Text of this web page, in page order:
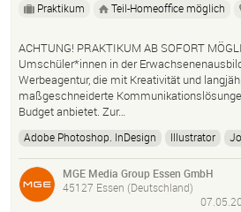
Praktikum Teil-Homeoffice möglich
ACHTUNG! PRAKTIKUM AB SOFORT
Umschüler*innen in der
Werbeagentur, die mit Kreativität und
maßgeschneiderte
Budget anbietet. Zur…
Adobe Photoshop. InDesign Illustrator
Wordpress
MGE Media Group Essen GmbH
45127 Essen (Deutschland)